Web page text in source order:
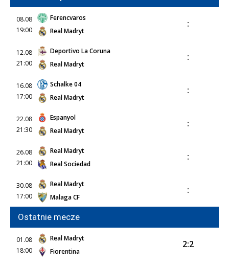
08.08
19:00
Ferencvaros
Real Madryt
:
12.08
21:00
Deportivo La Coruna
Real Madryt
:
16.08
17:00
Schalke 04
Real Madryt
:
22.08
21:30
Espanyol
Real Madryt
:
26.08
21:00
Real Madryt
Real Sociedad
:
30.08
17:00
Real Madryt
Malaga CF
:
Ostatnie mecze
01.08
18:00
Real Madryt
Fiorentina
2:2